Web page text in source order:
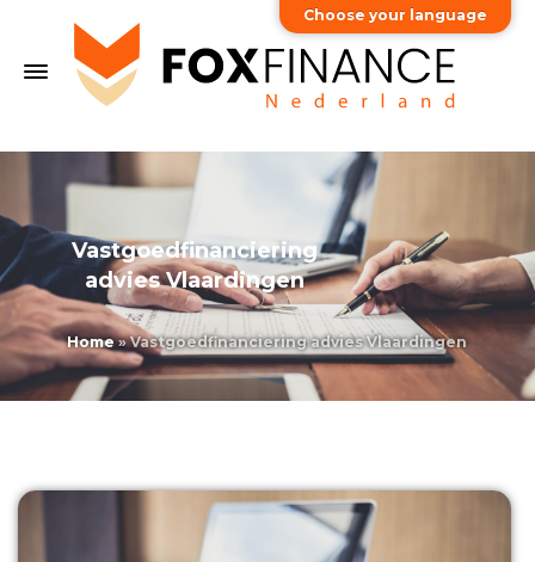
Vastgoedfinanciering
advies Vlaardingen
Home»Vastgoedfinanciering advies Vlaardingen
Choose your language